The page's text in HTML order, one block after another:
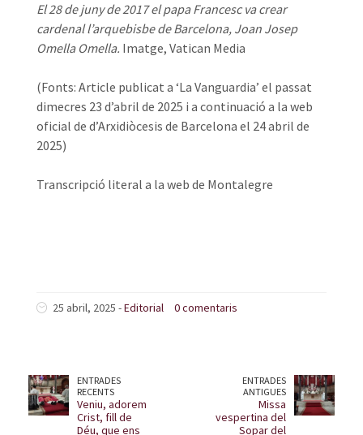
El 28 de juny de 2017 el papa Francesc va crear
cardenal l’arquebisbe de Barcelona, Joan Josep
Omella Omella. Imatge, Vatican Media
(Fonts: Article publicat a ‘La Vanguardia’ el passat
dimecres 23 d’abril de 2025 i a continuació a la web
oficial de d’Arxidiòcesis de Barcelona el 24 abril de
2025)
Transcripció literal a la web de Montalegre
25 abril, 2025 -Editorial 0 comentaris
ENTRADES
RECENTS
Veniu, adorem
Crist, fill de
Déu, que ens
ENTRADES
ANTIGUES
Missa
vespertina del
Sopar del